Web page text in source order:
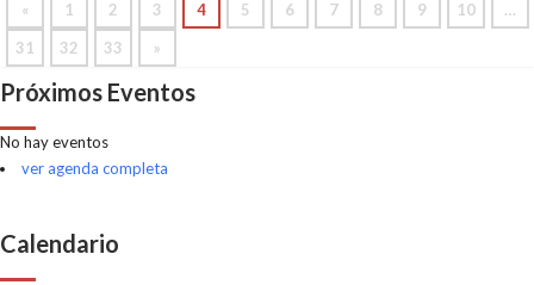
« 1 2 3 4 5 6 7 8 9 10
…
31
32 33 »
Próximos Eventos
No hay eventos
ver agenda completa
Calendario